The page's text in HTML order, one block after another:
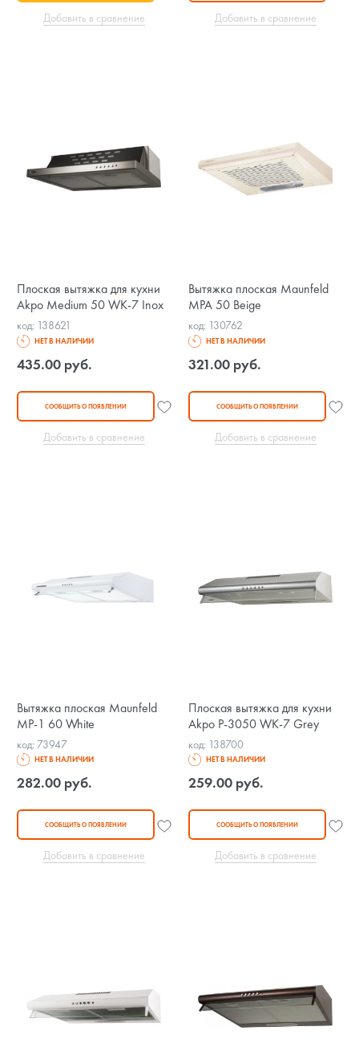
Добавить в сравнение Добавить в сравнение
Плоская вытяжка для кухни
Akpo Medium 50 WK-7 Inox
код: 138621
НЕТ В НАЛИЧИИ
435.00 руб.
СООБЩИТЬ О ПОЯВЛЕНИИ
Добавить в сравнение
Вытяжка плоская Maunfeld
MPA 50 Beige
код: 130762
НЕТ В НАЛИЧИИ
321.00 руб.
СООБЩИТЬ О ПОЯВЛЕНИИ
Добавить в сравнение
Вытяжка плоская Maunfeld
MP-1 60 White
код: 73947
НЕТ В НАЛИЧИИ
282.00 руб.
СООБЩИТЬ О ПОЯВЛЕНИИ
Добавить в сравнение
Плоская вытяжка для кухни
Akpo P-3050 WK-7 Grey
код: 138700
НЕТ В НАЛИЧИИ
259.00 руб.
СООБЩИТЬ О ПОЯВЛЕНИИ
Добавить в сравнение